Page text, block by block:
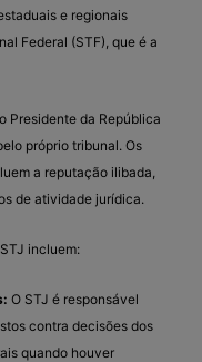
e regionais
Federal (STF), que é a
Presidente da República
próprio tribunal. Os
a reputação ilibada,
de atividade jurídica.
incluem:
O STJ é responsável
contra decisões dos
quando houver